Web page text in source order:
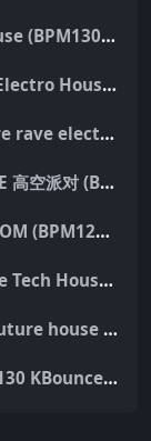
【糖果电音】VIP 3月 越鼓 Vina House (BPM130-140) 33首 Pack
【糖果电音】VIP 3月 抖音流行中文 Electro House 227首 Pack
【糖果电音】VIP 3月 Techno Future rave electro hard dance 136首 Pack
【糖果电音】VIP 3月 PSY & TRANCE 高空派对 (BPM138-150) 55首 Pack
【糖果电音】VIP 3月 E.D.M BIG ROOM (BPM128-140) 外网资源 149首 Pack
【糖果电音】VIP 3月 Electro House Tech House 200首 Pack
【糖果电音】VIP 3月 Bass house future house Tech house 155首 Pack
2026.03.01 主场顶级韩风UFO BPM130 KBounce&Techno&House心动派对思路（附点位图）